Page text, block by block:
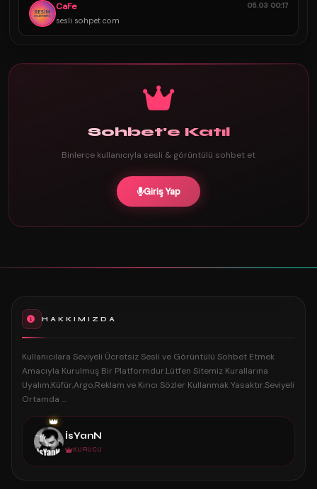
CaFe
sesli sohpet com
05.03 00:17
Sohbet'e Katıl
Binlerce kullanıcıyla sesli & görüntülü sohbet et
Giriş Yap
HAKKIMIZDA
Kullanıcılara Seviyeli Ücretsiz Sesli ve Görüntülü Sohbet Etmek
Amacıyla Kurulmuş Bir Platformdur.Lütfen Sitemiz Kurallarına
Uyalım.Küfür,Argo,Reklam ve Kırıcı Sözler Kullanmak Yasaktır.Seviyeli
Ortamda ...
👑
İsYanN
KURUCU